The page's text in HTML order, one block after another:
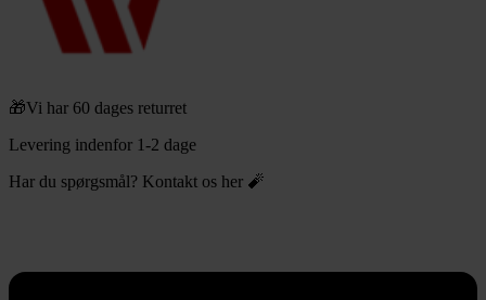
🎁Vi har 60 dages returret
Levering indenfor 1-2 dage
Har du spørgsmål? Kontakt os her 🧨